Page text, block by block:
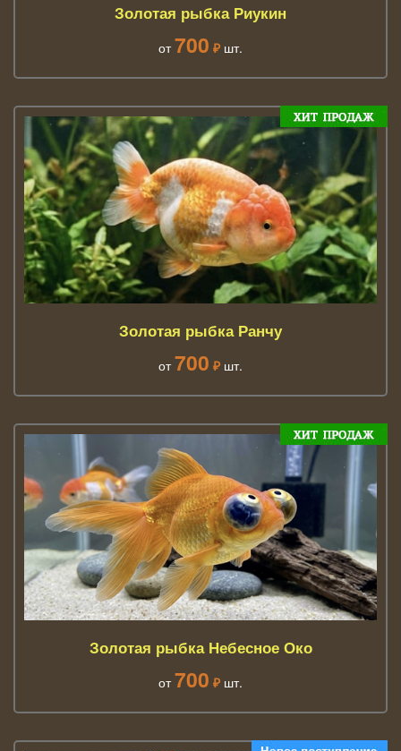
Золотая рыбка Риукин
от 700 ₽ шт.
Золотая рыбка Ранчу
от 700 ₽ шт.
Золотая рыбка Небесное Око
от 700 ₽ шт.